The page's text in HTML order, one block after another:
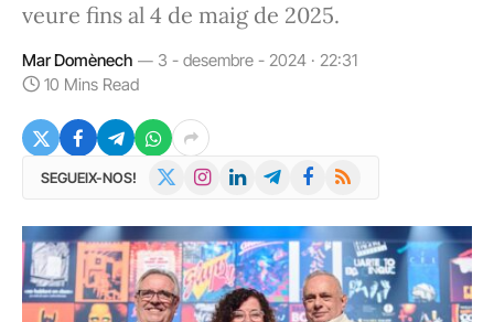
veure fins al 4 de maig de 2025.
Mar Domènech
3 - desembre - 2024 · 22:31
10 Mins Read
SEGUEIX-NOS! InstagramLinkedInTelegramFacebook
RSS